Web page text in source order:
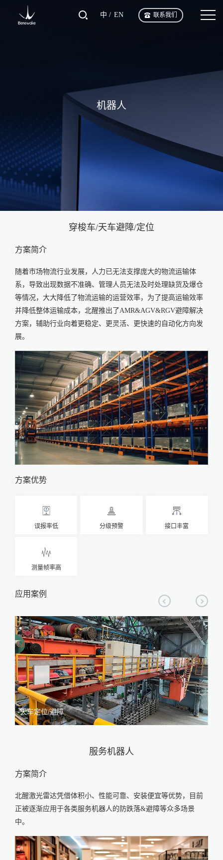
中 EN 联系我们
机器人
穿梭车/天车避障/定位
方案简介
随着市场物流行业发展，人力已无法支撑庞大的物流运输体
系，导致出现数据不准确、管理人员无法及时处理缺货及爆仓
等情况，大大降低了物流运输的运营效率，为了提高运输效率
并降低整体运输成本，北醒推出了AMR&AGV&RGV避障解决
方案，辅助行业向着更稳定、更灵活、更快速的自动化方向发
展。
方案优势
误报率低 分级预警 接口丰富
测量帧率高
应用案例
天车定位/避障
服务机器人
方案简介
北醒激光雷达凭借体积小、性能可靠、安装便宜等优势，目前
正被逐渐应用于各类服务机器人的防跌落&避障等众多场景
中。